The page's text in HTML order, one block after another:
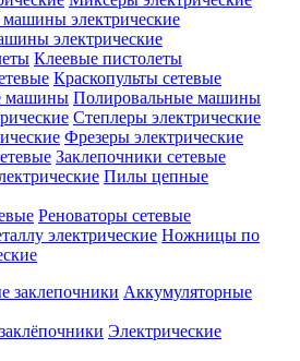
электрические
Клеевые пистолеты
Краскопульты сетевые
Полировальные машины
Степлеры электрические
Фрезеры электрические
Заклепочники сетевые
Пилы цепные
Реноваторы сетевые
Ножницы по
Аккумуляторные
Электрические